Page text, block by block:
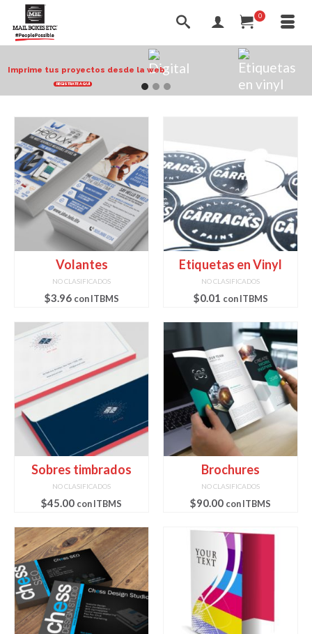
0
REGISTRATE AQUÍ
Imprime tus proyectos desde la web
GoGoGo
Volantes
NO CLASIFICADOS
$3.96 con ITBMS
Etiquetas en Vinyl
NO CLASIFICADOS
$0.01 con ITBMS
Sobres timbrados
NO CLASIFICADOS
$45.00 con ITBMS
Brochures
NO CLASIFICADOS
$90.00 con ITBMS